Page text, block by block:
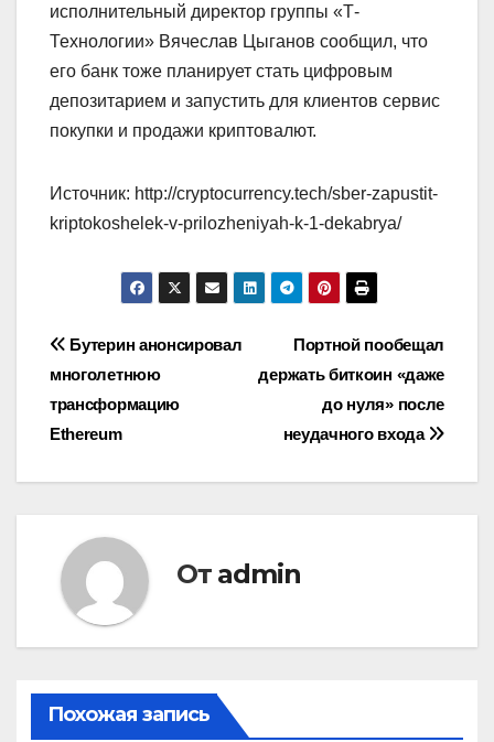
исполнительный директор группы «Т-
Технологии» Вячеслав Цыганов сообщил, что
его банк тоже планирует стать цифровым
депозитарием и запустить для клиентов сервис
покупки и продажи криптовалют.
Источник: http://cryptocurrency.tech/sber-zapustit-
kriptokoshelek-v-prilozheniyah-k-1-dekabrya/
Навигация
по
записям
Портной пообещал
держать биткоин «даже
до нуля» после
неудачного входа
Бутерин анонсировал
многолетнюю
трансформацию
Ethereum
От admin
Похожая запись